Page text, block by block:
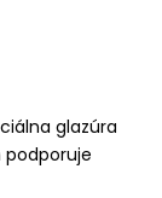
glazúra